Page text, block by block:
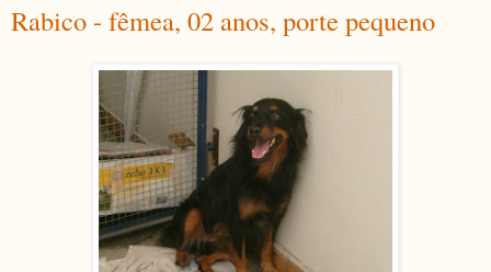
Rabico - fêmea, 02 anos, porte pequeno